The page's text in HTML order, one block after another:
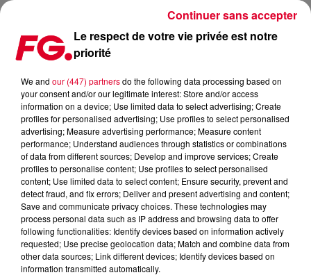
ROOSEVELT ET NILE RODGERS RÉUNIS SUR PASSION !
Publié : 24 mai 2022 à 8h00 par Antony HARARI
Le respect de votre vie privée est notre
priorité
We and our (447) partnersdo the following data processing based on
your consent and/or our legitimate interest: Store and/or access
information on a device; Use limited data to select advertising; Create
profiles for personalised advertising; Use profiles to select personalised
advertising; Measure advertising performance; Measure content
performance; Understand audiences through statistics or combinations
of data from different sources; Develop and improve services; Create
profiles to personalise content; Use profiles to select personalised
content; Use limited data to select content; Ensure security, prevent and
detect fraud, and fix errors; Deliver and present advertising and content;
Save and communicate privacy choices. These technologies may
process personal data such as IP address and browsing data to offer
following functionalities: Identify devices based on information actively
requested; Use precise geolocation data; Match and combine data from
other data sources; Link different devices; Identify devices based on
information transmitted automatically.
Continuer sans accepter